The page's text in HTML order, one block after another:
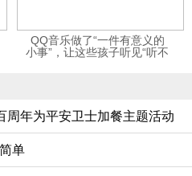
QQ音乐做了“一件有意义的
小事”，让这些孩子听见“听不
周年为平安卫士加餐主题活动
单